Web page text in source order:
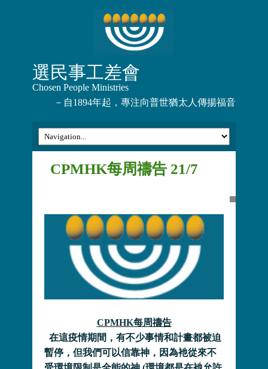
選民事工差會
Chosen People Ministries
－自1894年起，專注向普世猶太人傳揚福音
CPMHK每周禱告 21/7
CPMHK每周禱告
在這疫情期間，有不少事情和計畫都被迫
暫停，但我們可以信靠神， 因為衪從來不